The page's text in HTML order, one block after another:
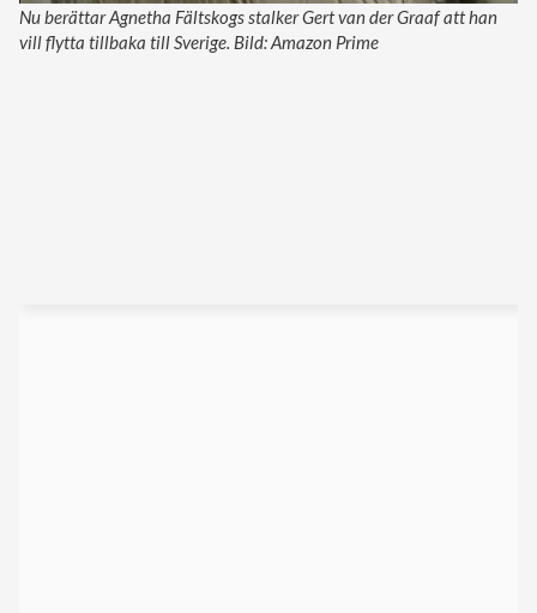
Nu berättar Agnetha Fältskogs stalker Gert van der Graaf att han
vill flytta tillbaka till Sverige. Bild: Amazon Prime